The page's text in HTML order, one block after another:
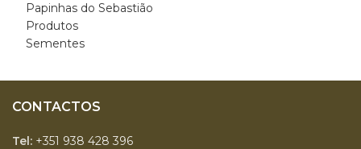
Papinhas do Sebastião
Produtos
Sementes
CONTACTOS
Tel: +351 938 428 396